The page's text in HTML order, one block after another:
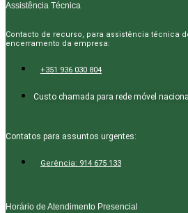
Assistência Técnica
Contacto de recurso, para assistência técnica
encerramento da empresa:
+351 936 030 804
Custo chamada para rede móvel
Contatos para assuntos urgentes:
Gerência: 914 675 133
Horário de Atendimento Presencial